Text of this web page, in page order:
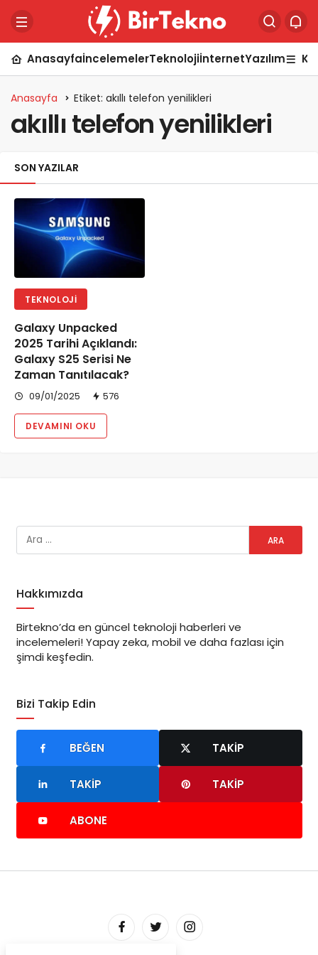
AnasayfaİncelemelerTeknolojiİnternetYazılım
Anasayfa Etiket: akıllı telefon yenilikleri
akıllı telefon yenilikleri
SON YAZILAR
TEKNOLOJI
Galaxy Unpacked
2025 Tarihi Açıklandı:
Galaxy S25 Serisi Ne
Zaman Tanıtılacak?
09/01/2025 576
DEVAMINI OKU
Hakkımızda
Birtekno’da en güncel teknoloji haberleri ve
incelemeleri! Yapay zeka, mobil ve daha fazlası için
şimdi keşfedin.
Bizi Takip Edin
BEĞEN TAKIP
TAKIP TAKIP
ABONE